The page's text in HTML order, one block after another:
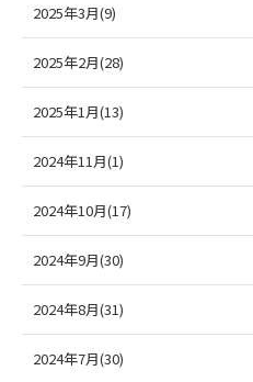
2025年3月(9)
2025年2月(28)
2025年1月(13)
2024年11月(1)
2024年10月(17)
2024年9月(30)
2024年8月(31)
2024年7月(30)